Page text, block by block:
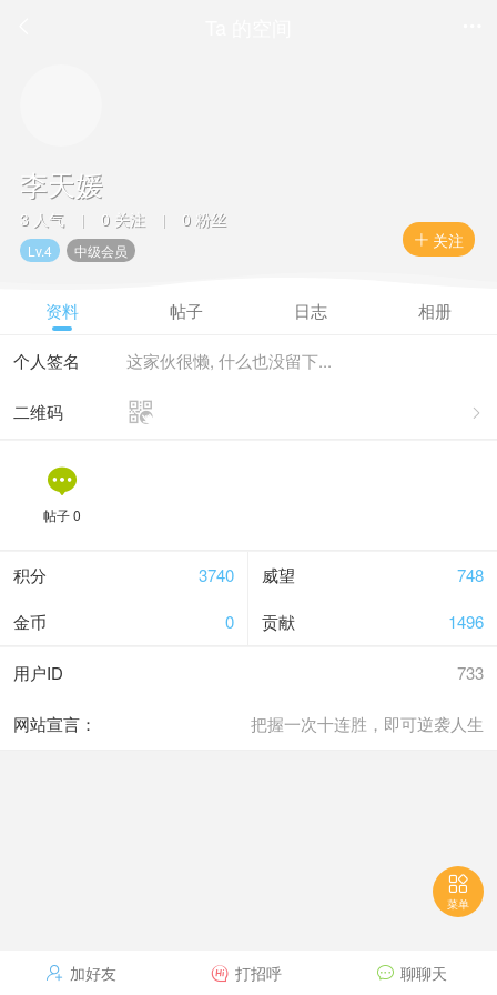
 关注
李天媛
3 人气 | 0 关注 | 0 粉丝
Lv.4 中级会员
资料 帖子 日志 相册
这家伙很懒, 什么也没留下...
个人签名


二维码

帖子 0
3740
积分 748
威望
0
金币 1496
贡献
733
用户ID
把握一次十连胜，即可逆袭人生
网站宣言：
 加好友  打招呼  聊聊天

菜单